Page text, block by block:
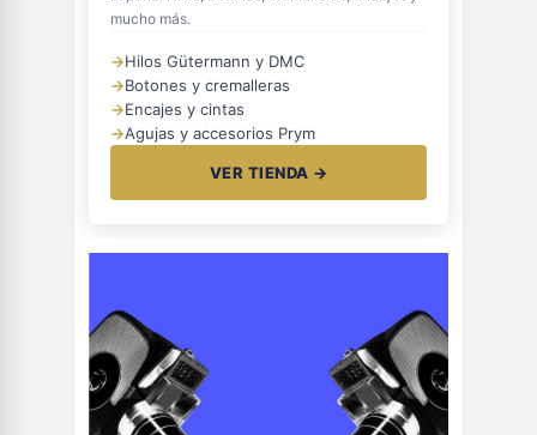
mucho más.
→Hilos Gütermann y DMC
→Botones y cremalleras
→Encajes y cintas
→Agujas y accesorios Prym
VER TIENDA →